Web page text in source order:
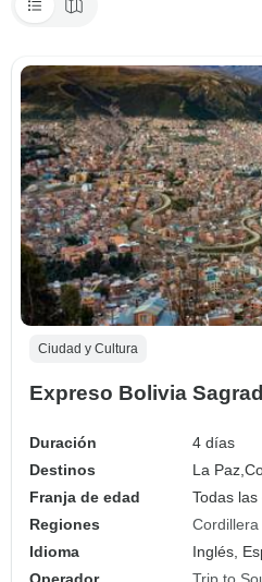
Ciudad y Cultura
Expreso Bolivia
Duración
4 días
Destinos
La Paz,
Franja de edad
Todas
Regiones
Idioma
Inglés,